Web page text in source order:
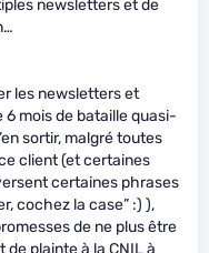
newsletters et de
les newsletters et
6 mois de bataille quasi-
sortir, malgré toutes
client (et certaines
certaines phrases
cochez la case” :) ),
de ne plus être